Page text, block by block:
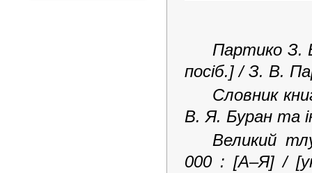
Партико З.
посіб.] / З. В.
Словник
В. Я. Буран та
Великий
000 : [А–Я] /